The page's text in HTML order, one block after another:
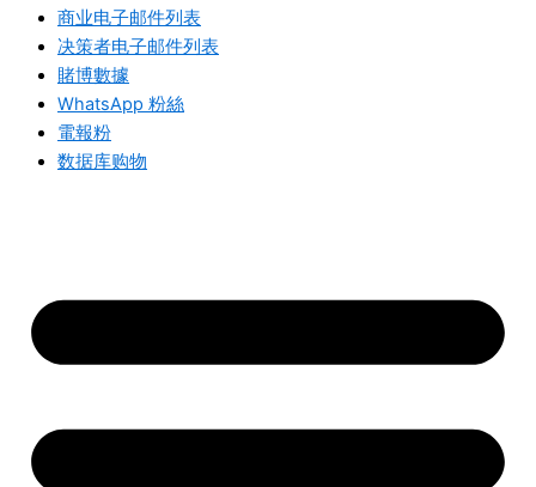
商业电子邮件列表
决策者电子邮件列表
賭博數據
WhatsApp 粉絲
電報粉
数据库购物